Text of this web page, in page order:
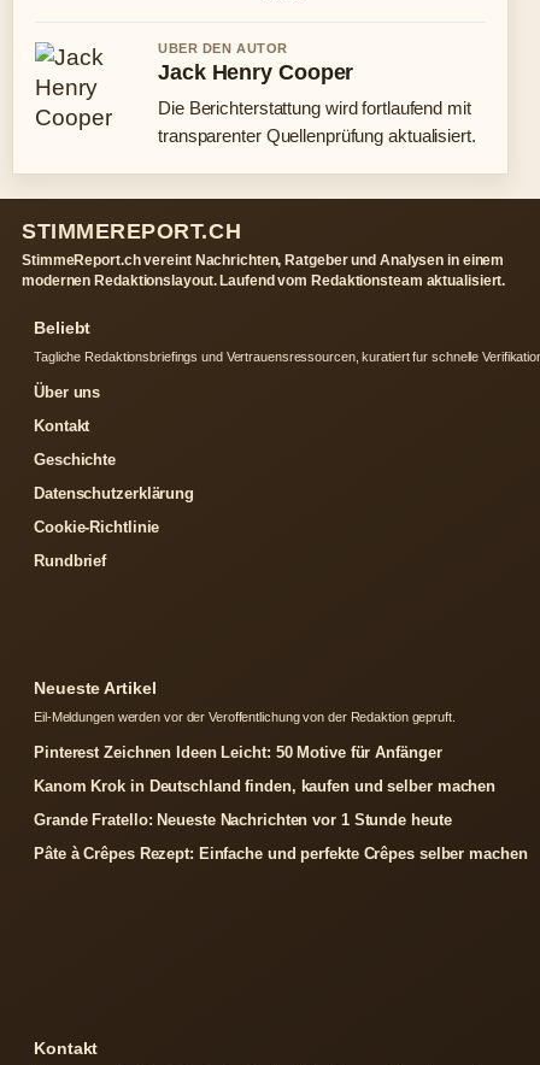
UBER DEN AUTOR
Jack Henry Cooper
Die Berichterstattung wird fortlaufend mit
transparenter Quellenprüfung aktualisiert.
STIMMEREPORT.CH
StimmeReport.ch vereint Nachrichten, Ratgeber und Analysen in einem
modernen Redaktionslayout. Laufend vom Redaktionsteam aktualisiert.
Beliebt
Tagliche Redaktionsbriefings und Vertrauensressourcen, kuratiert fur schnelle
Über uns
Kontakt
Geschichte
Datenschutzerklärung
Cookie-Richtlinie
Rundbrief
Neueste Artikel
Eil-Meldungen werden vor der Veroffentlichung von der Redaktion gepruft.
Pinterest Zeichnen Ideen Leicht: 50 Motive für Anfänger
Kanom Krok in Deutschland finden, kaufen und selber machen
Grande Fratello: Neueste Nachrichten vor 1 Stunde heute
Pâte à Crêpes Rezept: Einfache und perfekte Crêpes selber machen
Kontakt